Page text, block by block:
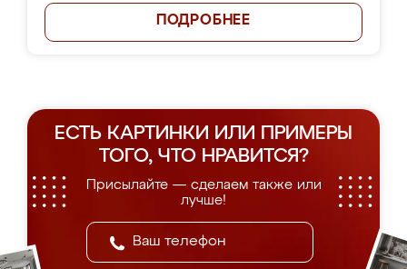
ПОДРОБНЕЕ
ЕСТЬ КАРТИНКИ ИЛИ ПРИМЕРЫ
ТОГО, ЧТО НРАВИТСЯ?
Присылайте — сделаем также или
лучше!